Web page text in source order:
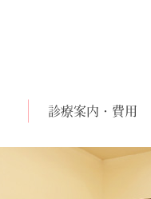
診療案内・費用
婦人科（自費診療）